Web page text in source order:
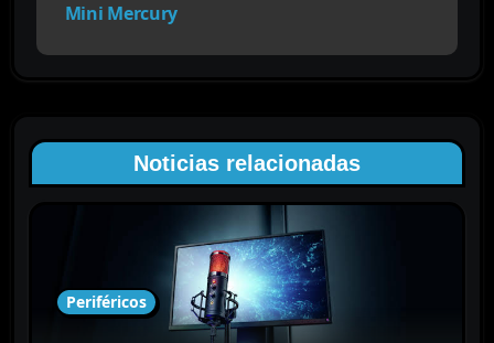
e
Mini Mercury
Noticias relacionadas
Periféricos